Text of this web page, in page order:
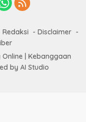
Redaksi
Disclaimer
| Kebanggaan
by AI Studio